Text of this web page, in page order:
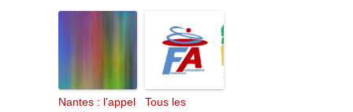
Nantes : l’appel
Tous les